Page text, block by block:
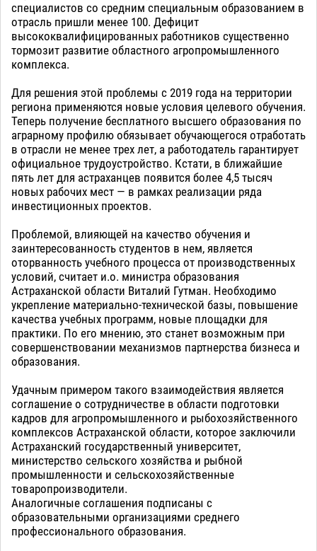
специалистов со средним специальным образованием в
отрасль пришли менее 100. Дефицит
высококвалифицированных работников существенно
тормозит развитие областного агропромышленного
комплекса.
Для решения этой проблемы с 2019 года на территории
региона применяются новые условия целевого обучения.
Теперь получение бесплатного высшего образования по
аграрному профилю обязывает обучающегося отработать
в отрасли не менее трех лет, а работодатель гарантирует
официальное трудоустройство. Кстати, в ближайшие
пять лет для астраханцев появится более 4,5 тысяч
новых рабочих мест — в рамках реализации ряда
инвестиционных проектов.
Проблемой, влияющей на качество обучения и
заинтересованность студентов в нем, является
оторванность учебного процесса от производственных
условий, считает и.о. министра образования
Астраханской области Виталий Гутман. Необходимо
укрепление материально-технической базы, повышение
качества учебных программ, новые площадки для
практики. По его мнению, это станет возможным при
совершенствовании механизмов партнерства бизнеса и
образования.
Удачным примером такого взаимодействия является
соглашение о сотрудничестве в области подготовки
кадров для агропромышленного и рыбохозяйственного
комплексов Астраханской области, которое заключили
Астраханский государственный университет,
министерство сельского хозяйства и рыбной
промышленности и сельскохозяйственные
товаропроизводители.
Аналогичные соглашения подписаны с
образовательными организациями среднего
профессионального образования.